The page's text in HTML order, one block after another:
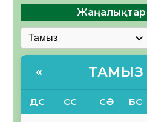
Жаңалықтар
« ТАМЫЗ
ДС СС СӘ БС